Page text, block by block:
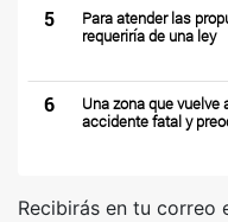
5
Para atender las
requeriría de una ley
6
Una zona que vuelve
accidente fatal y
Recibirás en tu correo